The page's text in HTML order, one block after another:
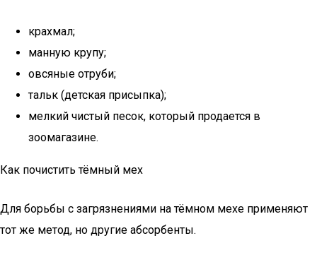
крахмал;
манную крупу;
овсяные отруби;
тальк (детская присыпка);
мелкий чистый песок, который продается в
зоомагазине.
Как почистить тёмный мех
Для борьбы с загрязнениями на тёмном мехе применяют
тот же метод, но другие абсорбенты.